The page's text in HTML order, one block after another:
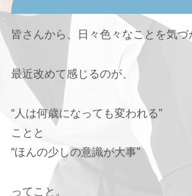
皆さんから、日々色々なことを気づ
最近改めて感じるのが、
“人は何歳になっても変われる”
ことと
“ほんの少しの意識が大事”
ってこと。